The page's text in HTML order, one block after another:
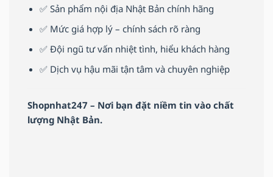
✅ Sản phẩm nội địa Nhật Bản chính hãng
✅ Mức giá hợp lý – chính sách rõ ràng
✅ Đội ngũ tư vấn nhiệt tình, hiểu khách hàng
✅ Dịch vụ hậu mãi tận tâm và chuyên nghiệp
Shopnhat247 – Nơi bạn đặt niềm tin vào chất
lượng Nhật Bản.